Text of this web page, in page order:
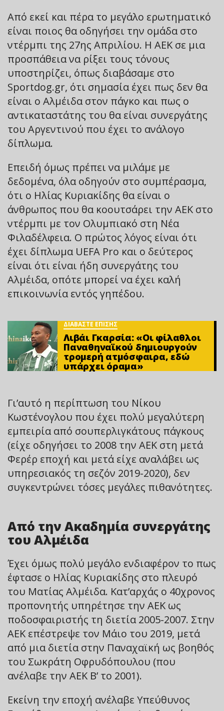
Από εκεί και πέρα το μεγάλο ερωτηματικό
είναι ποιος θα οδηγήσει την ομάδα στο
ντέρμπι της 27ης Απριλίου. Η ΑΕΚ σε μια
προσπάθεια να ρίξει τους τόνους
υποστηρίζει, όπως διαβάσαμε στο
Sportdog.gr, ότι σημασία έχει πως δεν θα
είναι ο Αλμέιδα στον πάγκο και πως ο
αντικαταστάτης του θα είναι συνεργάτης
του Αργεντινού που έχει το ανάλογο
δίπλωμα.
Επειδή όμως πρέπει να μιλάμε με
δεδομένα, όλα οδηγούν στο συμπέρασμα,
ότι ο Ηλίας Κυριακίδης θα είναι ο
άνθρωπος που θα κοουτσάρει την ΑΕΚ στο
ντέρμπι με τον Ολυμπιακό στη Νέα
Φιλαδέλφεια. Ο πρώτος λόγος είναι ότι
έχει δίπλωμα UEFA Pro και ο δεύτερος
είναι ότι είναι ήδη συνεργάτης του
Αλμέιδα, οπότε μπορεί να έχει καλή
επικοινωνία εντός γηπέδου.
ΔΙΑΒΑΣΤΕ ΕΠΙΣΗΣ
Λιβάι Γκαρσία: «Οι φίλαθλοι
Παναθηναϊκού δημιουργούν
τρομερή ατμόσφαιρα, εδώ
υπάρχει όραμα»
Γι’αυτό η περίπτωση του Νίκου
Κωστένογλου που έχει πολύ μεγαλύτερη
εμπειρία από σουπερλιγκάτους πάγκους
(είχε οδηγήσει το 2008 την ΑΕΚ στη μετά
Φερέρ εποχή και μετά είχε αναλάβει ως
υπηρεσιακός τη σεζόν 2019-2020), δεν
συγκεντρώνει τόσες μεγάλες πιθανότητες.
Από την Ακαδημία συνεργάτης
του Αλμέιδα
Έχει όμως πολύ μεγάλο ενδιαφέρον το πως
έφτασε ο Ηλίας Κυριακίδης στο πλευρό
του Ματίας Αλμέιδα. Κατ’αρχάς ο 40χρονος
προπονητής υπηρέτησε την ΑΕΚ ως
ποδοσφαιριστής τη διετία 2005-2007. Στην
ΑΕΚ επέστρεψε τον Μάιο του 2019, μετά
από μια διετία στην Παναχαϊκή ως βοηθός
του Σωκράτη Οφρυδόπουλου (που
ανέλαβε την ΑΕΚ Β’ το 2001).
Εκείνη την εποχή ανέλαβε Υπεύθυνος